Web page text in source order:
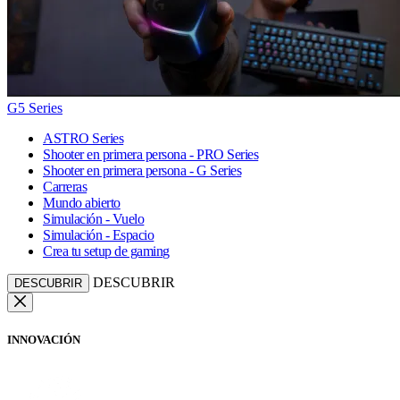
G5 Series
ASTRO Series
Shooter en primera persona - PRO Series
Shooter en primera persona - G Series
Carreras
Mundo abierto
Simulación - Vuelo
Simulación - Espacio
Crea tu setup de gaming
DESCUBRIR DESCUBRIR
INNOVACIÓN